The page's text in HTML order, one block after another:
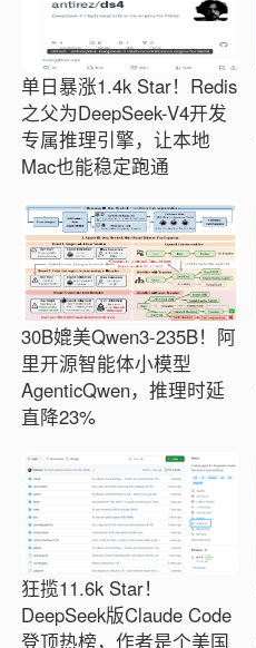
单日暴涨1.4k Star！Redis
之父为DeepSeek-V4开发
专属推理引擎，让本地
Mac也能稳定跑通
30B媲美Qwen3-235B！阿
里开源智能体小模型
AgenticQwen，推理时延
直降23%
狂揽11.6k Star！
DeepSeek版Claude Code
登顶热榜，作者是个美国